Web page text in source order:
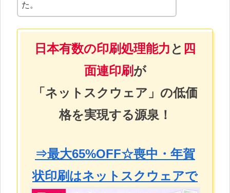
た。
日本有数の印刷処理能力 と 四
面連印刷が
「ネットスクウェア」の低価
格を実現する源泉！
⇒最大65%OFF☆喪中・年賀
状印刷はネットスクウェアで